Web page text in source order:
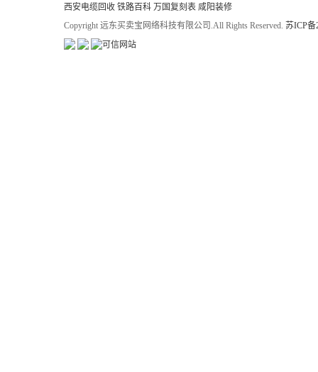
西安电缆回收 铁路百科 万国复刻表 咸阳装修
Copyright 远东买卖宝网络科技有限公司.All Rights Reserved. 苏ICP备